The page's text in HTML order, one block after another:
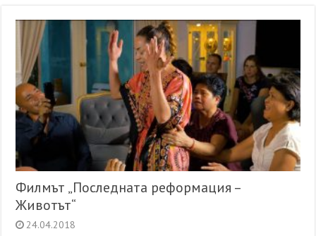
Филмът „Последната реформация –
Животът“
24.04.2018